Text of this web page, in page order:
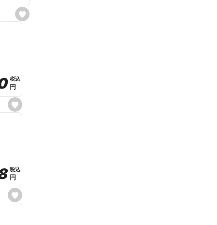
s
e
s
e
e
税込
税込
円
円
s
e
税込
税込
円
円